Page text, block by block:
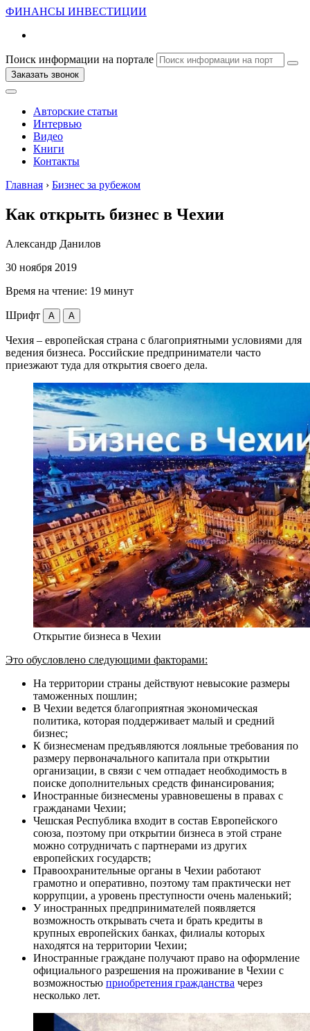
ФИНАНСЫ ИНВЕСТИЦИИ
Поиск информации на портале
Заказать звонок
Авторские статьи
Интервью
Видео
Книги
Контакты
Главная › Бизнес за рубежом
Как открыть бизнес в Чехии
Александр Данилов
30 ноября 2019
Время на чтение: 19 минут
Шрифт A A
Чехия – европейская страна с благоприятными условиями для
ведения бизнеса. Российские предприниматели часто
приезжают туда для открытия своего дела.
Открытие бизнеса в Чехии
Это обусловлено следующими факторами:
На территории страны действуют невысокие размеры
таможенных пошлин;
В Чехии ведется благоприятная экономическая
политика, которая поддерживает малый и средний
бизнес;
К бизнесменам предъявляются лояльные требования по
размеру первоначального капитала при открытии
организации, в связи с чем отпадает необходимость в
поиске дополнительных средств финансирования;
Иностранные бизнесмены уравновешены в правах с
гражданами Чехии;
Чешская Республика входит в состав Европейского
союза, поэтому при открытии бизнеса в этой стране
можно сотрудничать с партнерами из других
европейских государств;
Правоохранительные органы в Чехии работают
грамотно и оперативно, поэтому там практически нет
коррупции, а уровень преступности очень маленький;
У иностранных предпринимателей появляется
возможность открывать счета и брать кредиты в
крупных европейских банках, филиалы которых
находятся на территории Чехии;
Иностранные граждане получают право на оформление
официального разрешения на проживание в Чехии с
возможностью приобретения гражданства через
несколько лет.